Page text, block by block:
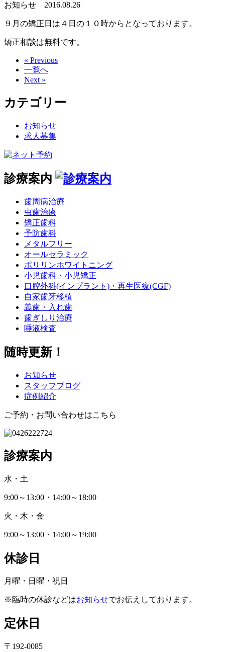
お知らせ 2016.08.26
９月の矯正日は４日の１０時からとなっております。
矯正相談は無料です。
« Previous
一覧へ
Next »
カテゴリー
お知らせ
求人募集
診療案内
歯周病治療
虫歯治療
矯正歯科
予防歯科
メタルフリー
オールセラミック
ポリリンホワイトニング
小児歯科・小児矯正
口腔外科(インプラント)・再生医療(CGF)
自家歯牙移植
義歯・入れ歯
歯ぎしり治療
唾液検査
随時更新！
お知らせ
スタッフブログ
症例紹介
ご予約・お問い合わせはこちら
診療案内
水・土
9:00～13:00・14:00～18:00
火・木・金
9:00～13:00・14:00～19:00
休診日
月曜・日曜・祝日
※臨時の休診などはお知らせでお伝えしております。
定休日
〒192-0085